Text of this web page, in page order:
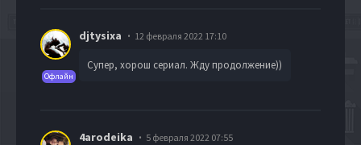
Офлайн
djtysixa 12 февраля 2022 17:10
Супер, хорош сериал. Жду продолжение))
4arodeika 5 февраля 2022 07:55